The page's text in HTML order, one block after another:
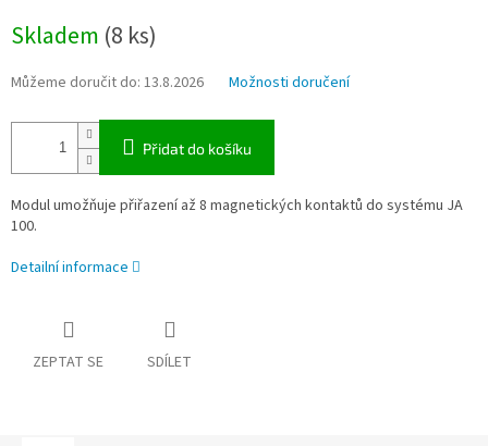
cena:
Skladem (8 ks)
Můžeme doručit do: 13.8.2026 Možnosti doručení
Přidat do košíku
Modul umožňuje přiřazení až 8 magnetických kontaktů do systému JA
100.
Detailní informace
ZEPTAT SE SDÍLET